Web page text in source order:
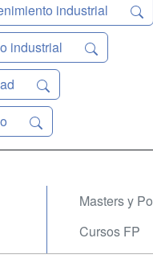
industrial
industrial
Masters y
Cursos FP